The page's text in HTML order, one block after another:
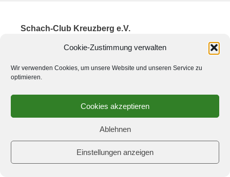
Cookie-Zustimmung verwalten
Wir verwenden Cookies, um unsere Website und unseren Service zu
optimieren.
Cookies akzeptieren
Ablehnen
Einstellungen anzeigen
Schach-Club Kreuzberg e.V.
10969 Berlin
Tel.: 030 6159191
Spielabend Dienstags ab 19:30 Uhr und
Freitags ab 19:00 Uhr
Anfragen per Mail anJugendabteilung